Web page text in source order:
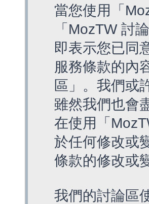
當您使用「
「MozTW 討
即表示您已同
服務條款的內
區」。我們或
雖然我們也會
在使用「
於任何修改或
條款的修改或
我們的討論區